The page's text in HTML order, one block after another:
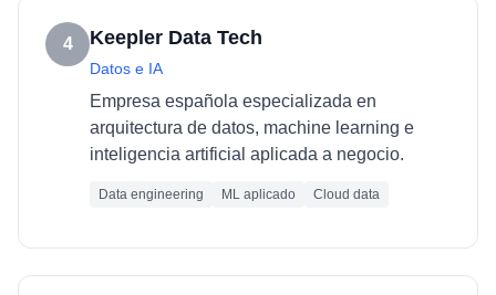
4 Keepler Data Tech
Datos e IA
Empresa española especializada en
arquitectura de datos, machine learning e
inteligencia artificial aplicada a negocio.
Data engineering ML aplicado Cloud data